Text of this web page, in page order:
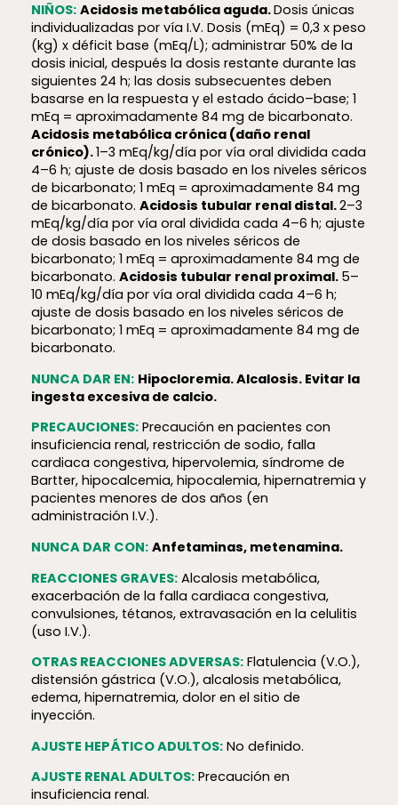
NIÑOS: Acidosis metabólica aguda.Dosis únicas
individualizadas por vía I.V. Dosis (mEq) = 0,3 x peso
(kg) x déficit base (mEq/L); administrar 50% de la
dosis inicial, después la dosis restante durante las
siguientes 24 h; las dosis subsecuentes deben
basarse en la respuesta y el estado ácido–base; 1
mEq = aproximadamente 84 mg de bicarbonato.
Acidosis metabólica crónica (daño renal
crónico).1–3 mEq/kg/día por vía oral dividida cada
4–6 h; ajuste de dosis basado en los niveles séricos
de bicarbonato; 1 mEq = aproximadamente 84 mg
de bicarbonato. Acidosis tubular renal distal.2–3
mEq/kg/día por vía oral dividida cada 4–6 h; ajuste
de dosis basado en los niveles séricos de
bicarbonato; 1 mEq = aproximadamente 84 mg de
bicarbonato. Acidosis tubular renal proximal. 5–
10 mEq/kg/día por vía oral dividida cada 4–6 h;
ajuste de dosis basado en los niveles séricos de
bicarbonato; 1 mEq = aproximadamente 84 mg de
bicarbonato.
NUNCA DAR EN: Hipocloremia. Alcalosis. Evitar la
ingesta excesiva de calcio.
PRECAUCIONES:Precaución en pacientes con
insuficiencia renal, restricción de sodio, falla
cardiaca congestiva, hipervolemia, síndrome de
Bartter, hipocalcemia, hipocalemia, hipernatremia y
pacientes menores de dos años (en
administración I.V.).
NUNCA DAR CON: Anfetaminas, metenamina.
REACCIONES GRAVES:Alcalosis metabólica,
exacerbación de la falla cardiaca congestiva,
convulsiones, tétanos, extravasación en la celulitis
(uso I.V.).
OTRAS REACCIONES ADVERSAS:Flatulencia (V.O.),
distensión gástrica (V.O.), alcalosis metabólica,
edema, hiperna­tremia, dolor en el sitio de
inyección.
AJUSTE HEPÁTICO ADULTOS:No definido.
AJUSTE RENAL ADULTOS:Precaución en
insuficiencia renal.